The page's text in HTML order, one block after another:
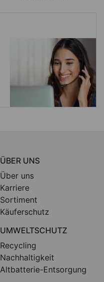
ÜBER UNS
Über uns
Karriere
Sortiment
Käuferschutz
UMWELTSCHUTZ
Recycling
Nachhaltigkeit
Altbatterie-Entsorgung